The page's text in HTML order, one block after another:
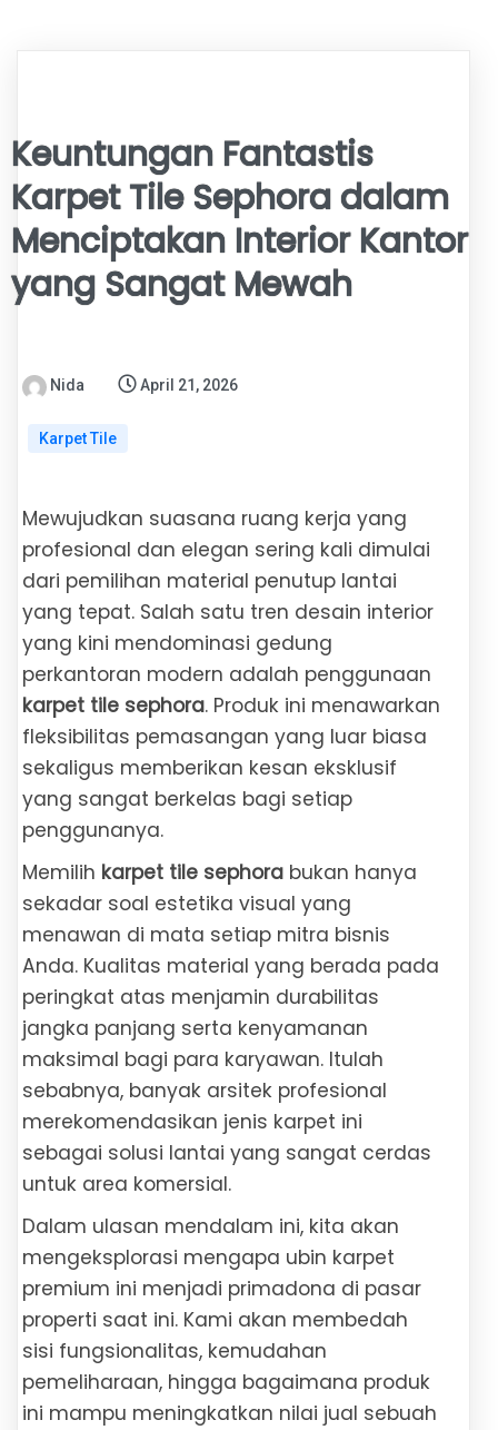
Keuntungan Fantastis
Karpet Tile Sephora dalam
Menciptakan Interior Kantor
yang Sangat Mewah
Nida April 21, 2026
Karpet Tile
Mewujudkan suasana ruang kerja yang
profesional dan elegan sering kali dimulai
dari pemilihan material penutup lantai
yang tepat. Salah satu tren desain interior
yang kini mendominasi gedung
perkantoran modern adalah penggunaan
karpet tile sephora. Produk ini menawarkan
fleksibilitas pemasangan yang luar biasa
sekaligus memberikan kesan eksklusif
yang sangat berkelas bagi setiap
penggunanya.
Memilih karpet tile sephora bukan hanya
sekadar soal estetika visual yang
menawan di mata setiap mitra bisnis
Anda. Kualitas material yang berada pada
peringkat atas menjamin durabilitas
jangka panjang serta kenyamanan
maksimal bagi para karyawan. Itulah
sebabnya, banyak arsitek profesional
merekomendasikan jenis karpet ini
sebagai solusi lantai yang sangat cerdas
untuk area komersial.
Dalam ulasan mendalam ini, kita akan
mengeksplorasi mengapa ubin karpet
premium ini menjadi primadona di pasar
properti saat ini. Kami akan membedah
sisi fungsionalitas, kemudahan
pemeliharaan, hingga bagaimana produk
ini mampu meningkatkan nilai jual sebuah